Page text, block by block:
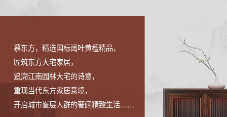
慕东方，精选国标阔叶黄檀精品，
匠筑东方大宅家居，
追溯江南园林大宅的诗意，
重现当代东方家居意境，
开启城市峯层人群的奢阔精致生活……